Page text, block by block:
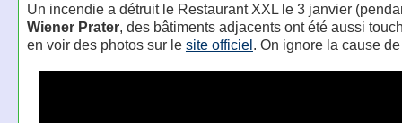
Un incendie a détruit le Restaurant XXL le 3 janvier
Wiener Prater, des bâtiments adjacents ont été aussi
en voir des photos sur le site officiel. On ignore la cause